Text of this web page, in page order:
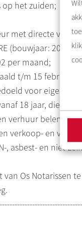
op het zuiden;
met directe
(bouwjaar: 2022);
per maand;
t/m 15 februari
voor eigen
18 jaar, dient
verhuur
verkoop- en
, asbest- en niet-
Os Notarissen